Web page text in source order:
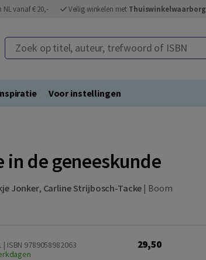
NL vanaf € 20,- Veilig winkelen met Thuiswinkelwaarborg
Zoek op titel, auteur, trefwoord of ISBN
Voor instellingen
de geneeskunde
Jonker, Carline Strijbosch-Tacke | Boom
ISBN 9789058982063
29,50